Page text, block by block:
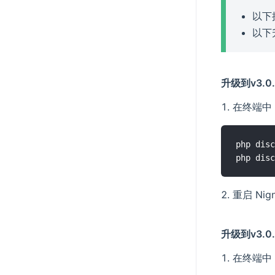
以下
以下
升级到
在终端
php
重启
升级到
在终端